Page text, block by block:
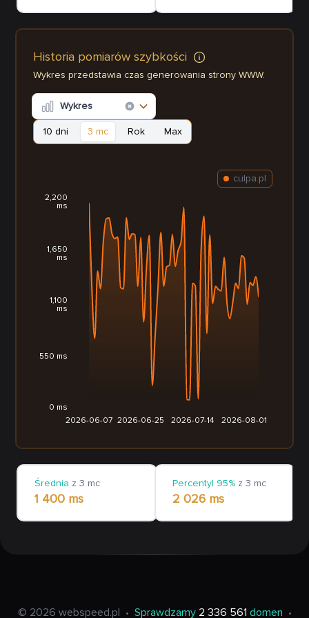
Historia pomiarów szybkości
Wykres przedstawia czas generowania strony WWW.
Wykres
10 dni 3 mc Rok Max
2026-06-07 2026-06-25 2026-07-14 2026-08-01
0 ms
550 ms
1,100
ms
1,650
ms
2,200
ms
culpa.pl
Średnia z 3 mc
1 400 ms
Percentyl 95% z 3 mc
2 026 ms
© 2026 webspeed.pl • Sprawdzamy 2 336 561 domen •